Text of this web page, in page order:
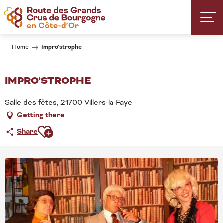
Aller
au
contenu
Home Impro’strophe
IMPRO’STROPHE
Salle des fêtes, 21700 Villers-la-Faye
Getting there
ShareAjouter aux favoris